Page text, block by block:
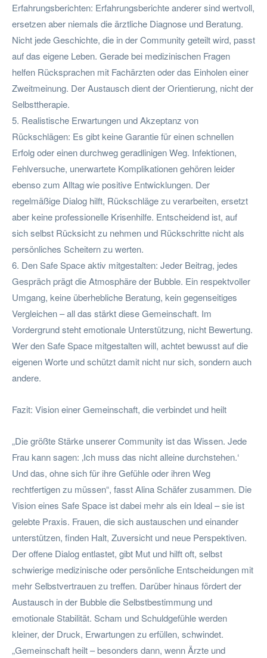
Erfahrungsberichten: Erfahrungsberichte anderer sind wertvoll,
ersetzen aber niemals die ärztliche Diagnose und Beratung.
Nicht jede Geschichte, die in der Community geteilt wird, passt
auf das eigene Leben. Gerade bei medizinischen Fragen
helfen Rücksprachen mit Fachärzten oder das Einholen einer
Zweitmeinung. Der Austausch dient der Orientierung, nicht der
Selbsttherapie.
5. Realistische Erwartungen und Akzeptanz von
Rückschlägen: Es gibt keine Garantie für einen schnellen
Erfolg oder einen durchweg geradlinigen Weg. Infektionen,
Fehlversuche, unerwartete Komplikationen gehören leider
ebenso zum Alltag wie positive Entwicklungen. Der
regelmäßige Dialog hilft, Rückschläge zu verarbeiten, ersetzt
aber keine professionelle Krisenhilfe. Entscheidend ist, auf
sich selbst Rücksicht zu nehmen und Rückschritte nicht als
persönliches Scheitern zu werten.
6. Den Safe Space aktiv mitgestalten: Jeder Beitrag, jedes
Gespräch prägt die Atmosphäre der Bubble. Ein respektvoller
Umgang, keine überhebliche Beratung, kein gegenseitiges
Vergleichen – all das stärkt diese Gemeinschaft. Im
Vordergrund steht emotionale Unterstützung, nicht Bewertung.
Wer den Safe Space mitgestalten will, achtet bewusst auf die
eigenen Worte und schützt damit nicht nur sich, sondern auch
andere.
Fazit: Vision einer Gemeinschaft, die verbindet und heilt
„Die größte Stärke unserer Community ist das Wissen. Jede
Frau kann sagen: ‚Ich muss das nicht alleine durchstehen.‘
Und das, ohne sich für ihre Gefühle oder ihren Weg
rechtfertigen zu müssen“, fasst Alina Schäfer zusammen. Die
Vision eines Safe Space ist dabei mehr als ein Ideal – sie ist
gelebte Praxis. Frauen, die sich austauschen und einander
unterstützen, finden Halt, Zuversicht und neue Perspektiven.
Der offene Dialog entlastet, gibt Mut und hilft oft, selbst
schwierige medizinische oder persönliche Entscheidungen mit
mehr Selbstvertrauen zu treffen. Darüber hinaus fördert der
Austausch in der Bubble die Selbstbestimmung und
emotionale Stabilität. Scham und Schuldgefühle werden
kleiner, der Druck, Erwartungen zu erfüllen, schwindet.
„Gemeinschaft heilt – besonders dann, wenn Ärzte und